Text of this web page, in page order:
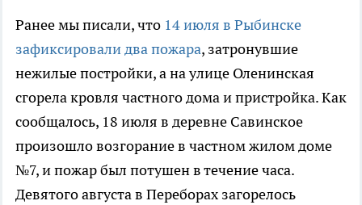
Ранее мы писали, что 14 июля в Рыбинске
зафиксировали два пожара, затронувшие
нежилые постройки, а на улице Оленинская
сгорела кровля частного дома и пристройка. Как
сообщалось, 18 июля в деревне Савинское
произошло возгорание в частном жилом доме
№7, и пожар был потушен в течение часа.
Девятого августа в Переборах загорелось